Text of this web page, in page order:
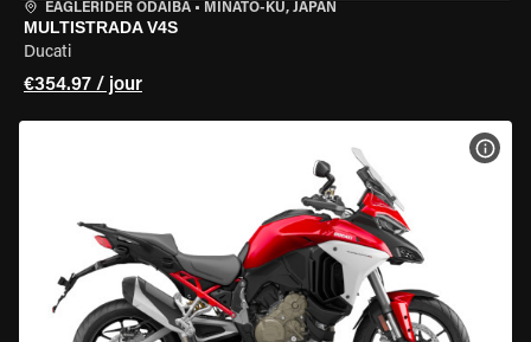
EAGLERIDER ODAIBA • MINATO-KU, JAPAN
MULTISTRADA V4S
Ducati
€354.97 / jour